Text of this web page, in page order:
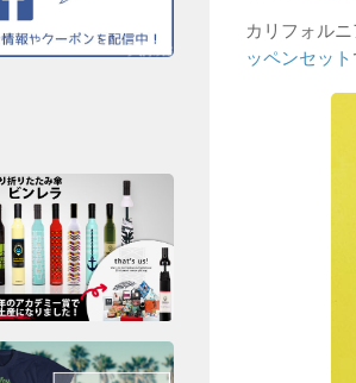
カリフォル
ッペンセット